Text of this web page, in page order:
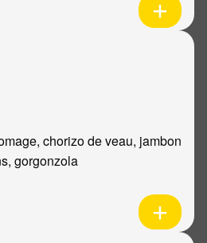
chorizo de veau, jambon
gorgonzola